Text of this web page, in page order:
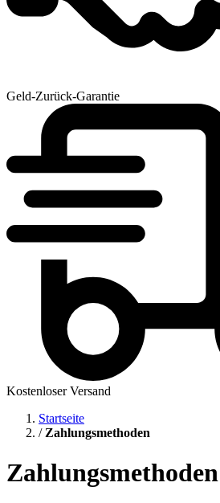
Geld-Zurück-Garantie
Kostenloser Versand
Startseite
/ Zahlungsmethoden
Zahlungsmethoden